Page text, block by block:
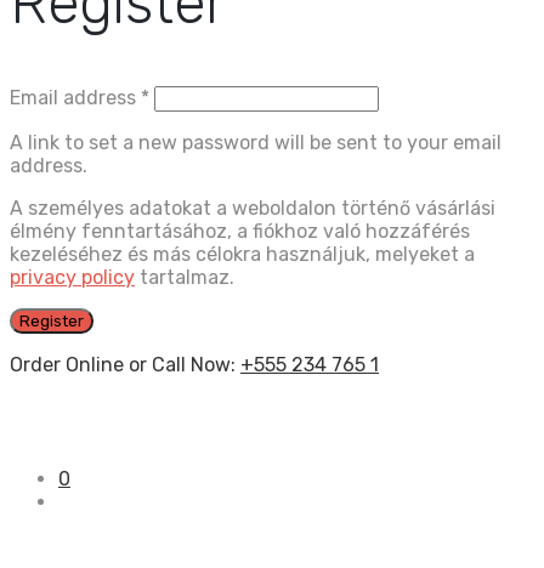
Email address *
A link to set a new password will be sent to your email
address.
A személyes adatokat a weboldalon történő vásárlási
élmény fenntartásához, a fiókhoz való hozzáférés
kezeléséhez és más célokra használjuk, melyeket a
privacy policy tartalmaz.
Register
Order Online or Call Now: +555 234 765 1
0